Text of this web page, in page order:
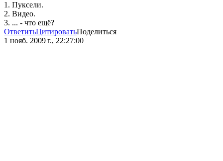
1. Пуксели.
2. Видео.
3. ... - что ещё?
ОтветитьЦитироватьПоделиться
1 нояб. 2009 г., 22:27:00